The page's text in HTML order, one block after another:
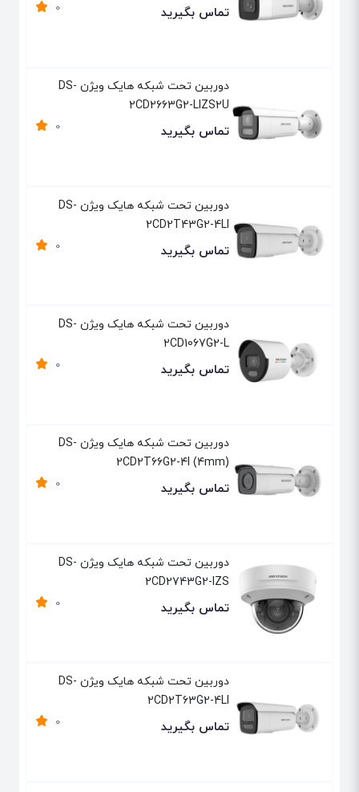
0 تماس بگیرید
دوربین تحت شبکه هایک ویژن DS-
2CD2663G2-LIZS2U
0 تماس بگیرید
دوربین تحت شبکه هایک ویژن DS-
2CD2T43G2-4LI
0 تماس بگیرید
دوربین تحت شبکه هایک ویژن DS-
2CD1067G2-L
0 تماس بگیرید
دوربین تحت شبکه هایک ویژن DS-
2CD2T66G2-4I (4mm)
0 تماس بگیرید
دوربین تحت شبکه هایک ویژن DS-
2CD2743G2-IZS
0 تماس بگیرید
دوربین تحت شبکه هایک ویژن DS-
2CD2T63G2-4LI
0 تماس بگیرید